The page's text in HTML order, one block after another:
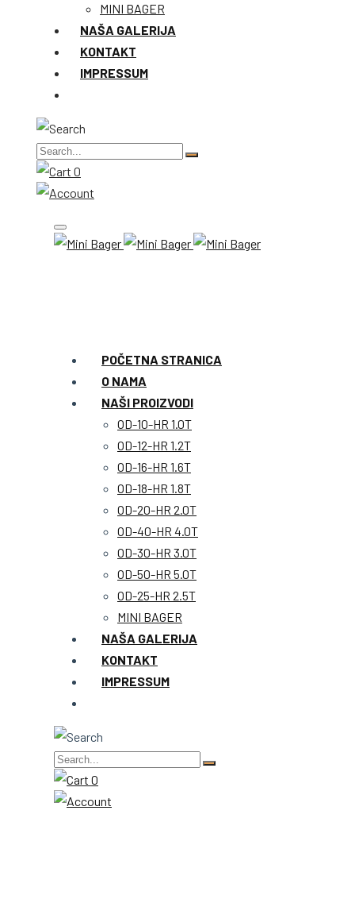
MINI BAGER
NAŠA GALERIJA
KONTAKT
IMPRESSUM
0
POČETNA STRANICA
O NAMA
NAŠI PROIZVODI
OD-10-HR 1.0T
OD-12-HR 1.2T
OD-16-HR 1.6T
OD-18-HR 1.8T
OD-20-HR 2.0T
OD-40-HR 4.0T
OD-30-HR 3.0T
OD-50-HR 5.0T
OD-25-HR 2.5T
MINI BAGER
NAŠA GALERIJA
KONTAKT
IMPRESSUM
0